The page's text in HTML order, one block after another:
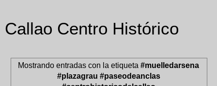
Callao Centro Histórico
Mostrando entradas con la etiqueta #muelledarsena
#plazagrau #paseodeanclas